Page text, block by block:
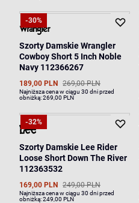
-30%
Szorty Damskie Wrangler
Cowboy Short 5 Inch Noble
Navy 112366267
189,00 PLN 269,00 PLN
Najniższa cena w ciągu 30 dni przed
obniżką:269,00 PLN
-32%
Szorty Damskie Lee Rider
Loose Short Down The River
112363532
169,00 PLN 249,00 PLN
Najniższa cena w ciągu 30 dni przed
obniżką:249,00 PLN